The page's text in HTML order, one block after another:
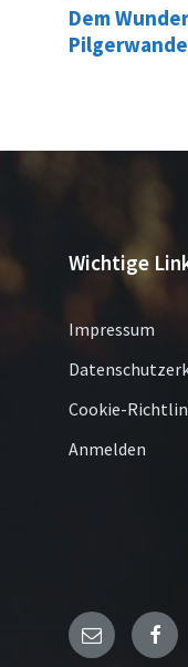
Dem
Wichtige
Impressum
Cookie-
Anmelden
Email